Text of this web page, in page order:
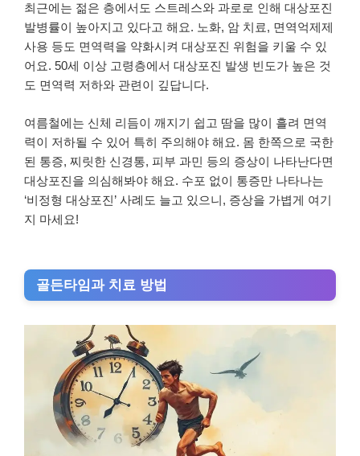
최근에는 젊은 층에서도 스트레스와 과로로 인해 대상포진
발병률이 높아지고 있다고 해요. 노화, 암 치료, 면역억제제
사용 등도 면역력을 약화시켜 대상포진 위험을 키울 수 있
어요. 50세 이상 고령층에서 대상포진 발생 빈도가 높은 것
도 면역력 저하와 관련이 깊답니다.
여름철에는 신체 리듬이 깨지기 쉽고 땀을 많이 흘려 면역
력이 저하될 수 있어 특히 주의해야 해요. 몸 한쪽으로 국한
된 통증, 찌릿한 신경통, 피부 과민 등의 증상이 나타난다면
대상포진을 의심해봐야 해요. 수포 없이 통증만 나타나는
‘비정형 대상포진’ 사례도 늘고 있으니, 증상을 가볍게 여기
지 마세요!
골든타임과 치료 방법